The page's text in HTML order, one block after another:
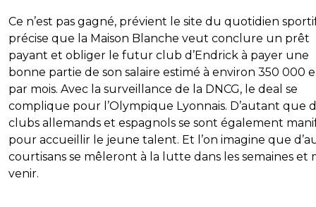
Ce n’est pas gagné, prévient le site du quotidien
précise que la Maison Blanche veut conclure un prêt
payant et obliger le futur club d’Endrick à payer une
bonne partie de son salaire estimé à environ 350 000
par mois. Avec la surveillance de la DNCG, le deal se
complique pour l’Olympique Lyonnais. D’autant que
clubs allemands et espagnols se sont également
pour accueillir le jeune talent. Et l’on imagine que
courtisans se mêleront à la lutte dans les semaines et
venir.